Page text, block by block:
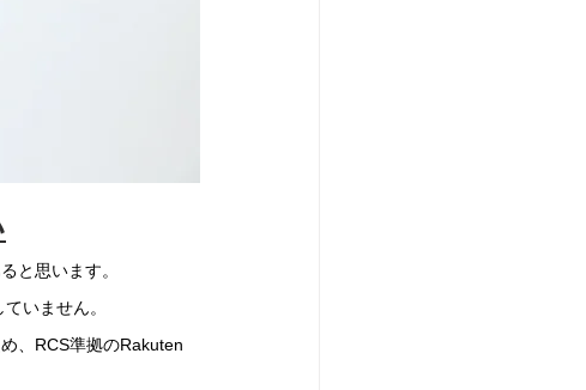
と思います。
いません。
、RCS準拠のRakuten